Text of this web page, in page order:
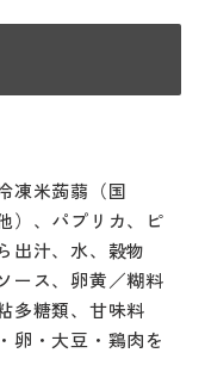
凍米蒟蒻（国
）、パプリカ、ピ
出汁、水、穀物
ース、卵黄／糊料
多糖類、甘味料
卵・大豆・鶏肉を